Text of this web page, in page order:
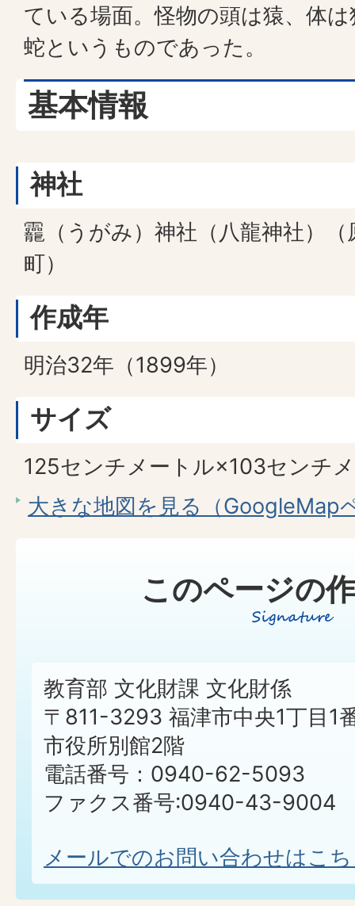
ている場面。怪物の頭は猿、体
蛇というものであった。
基本情報
神社
龗（うがみ）神社（八龍神社）（
町）
作成年
明治32年（1899年）
サイズ
125センチメートル×103センチ
大きな地図を見る（GoogleMap
このページの
教育部 文化財課 文化財係
〒811-3293 福津市中央1丁目1
市役所別館2階
電話番号：0940-62-5093
ファクス番号:0940-43-9004
メールでのお問い合わせはこ